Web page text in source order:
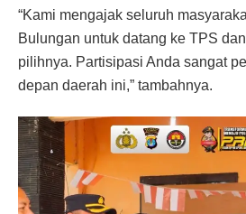
“Kami mengajak seluruh
Bulungan untuk datang ke TPS
pilihnya. Partisipasi Anda sangat
depan daerah ini,” tambahnya.